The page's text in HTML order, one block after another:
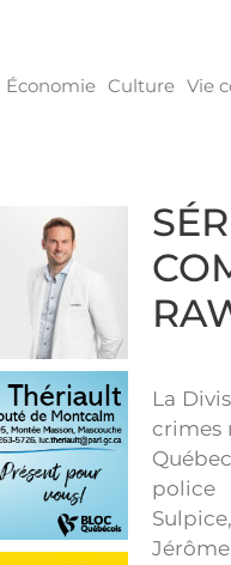
Économie Culture Vie
La
crimes
police